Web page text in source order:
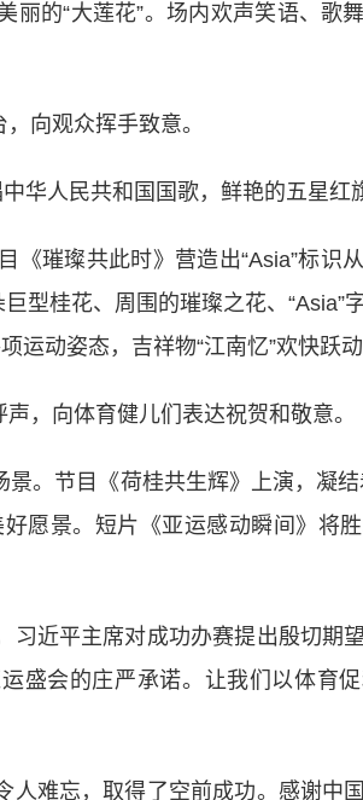
的“大莲花”。场内欢声笑语、歌
向观众挥手致意。
人民共和国国歌，鲜艳的五星红
璀璨共此时》营造出“Asia”标识
型桂花、周围的璀璨之花、“Asia”
动姿态，吉祥物“江南忆”欢快跃
向体育健儿们表达祝贺和敬意。
节目《荷桂共生辉》上演，凝结
愿景。短片《亚运感动瞬间》将
近平主席对成功办赛提出殷切期
盛会的庄严承诺。让我们以体育
忘，取得了空前成功。感谢中国